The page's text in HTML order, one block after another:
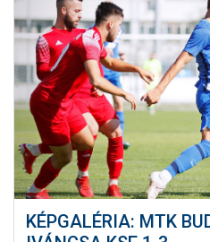
KÉPGALÉRIA: MTK